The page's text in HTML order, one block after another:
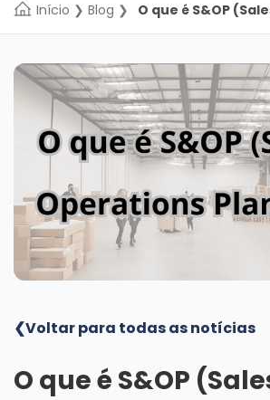
Quem
Agenda
Catálogo
de
cursos
In
Company
Blog
Início ❯ Blog ❯ O que é S&OP
❮Voltar para todas as notícias
O que é S&OP